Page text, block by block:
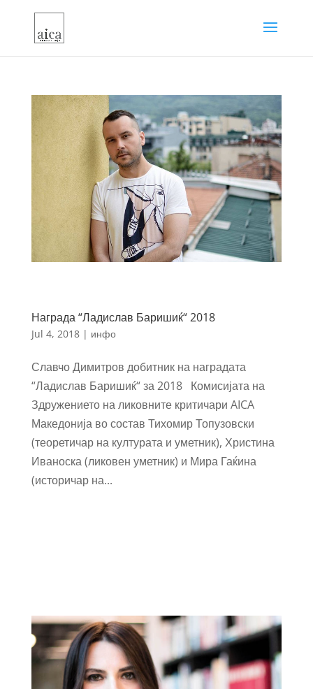
Награда “Ладислав Баришиќ“ 2018
Jul 4, 2018| инфо
Славчо Димитров добитник на наградата
“Ладислав Баришиќ“ за 2018 Комисијата на
Здружението на ликовните критичари AICA
Македонија во состав Тихомир Топузовски
(теоретичар на културата и уметник), Христина
Иваноска (ликовен уметник) и Мира Гаќина
(историчар на...